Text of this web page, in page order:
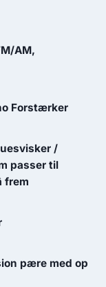
kr..
AM,
Forstærker
/
passer til
frem
pære med op